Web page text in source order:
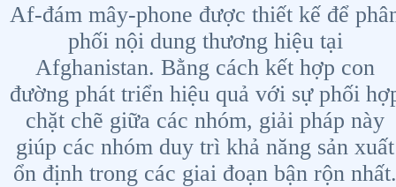
Af-đám mây-phone được thiết kế để
phối nội dung thương hiệu tại
Afghanistan. Bằng cách kết hợp con
đường phát triển hiệu quả với sự phối
chặt chẽ giữa các nhóm, giải pháp này
giúp các nhóm duy trì khả năng sản xuất
ổn định trong các giai đoạn bận rộn nhất.